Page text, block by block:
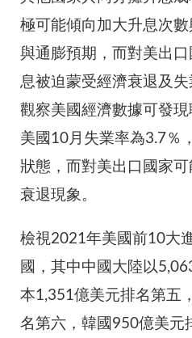
極可能傾向加大升息次
與通膨預期，而對美出
息被迫蒙受經濟衰退及失
觀察美國經濟數據可發現
美國10月失業率為3.7％
狀態，而對美出口國家
衰退現象。
檢視2021年美國前10大
國，其中中國大陸以
本1,351億美元排名第五
名第六，韓國950億美元